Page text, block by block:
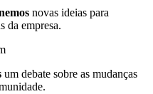
novas ideias para
da empresa.
um debate sobre as mudanças